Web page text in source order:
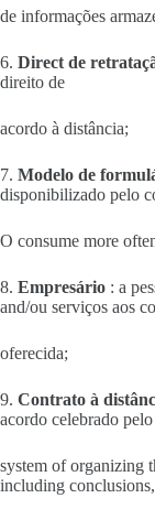
de informações
6. Direct de
direito de
acordo à distância;
7. Modelo de
disponibilizado pelo
O consume more
8. Empresário : a
and/ou serviços aos
oferecida;
9. Contrato à
acordo celebrado
system of organizing
including